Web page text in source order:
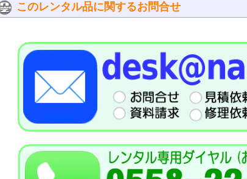
このレンタル品に関するお問合せ